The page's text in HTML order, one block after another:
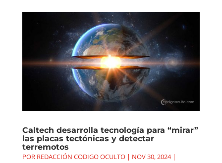
Caltech desarrolla tecnología para “mirar”
las placas tectónicas y detectar
terremotos
POR REDACCIÓN CODIGO OCULTO| NOV 30, 2024|